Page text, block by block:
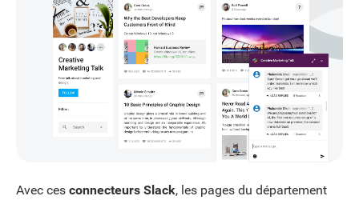
Avec ces connecteurs Slack, les pages du département